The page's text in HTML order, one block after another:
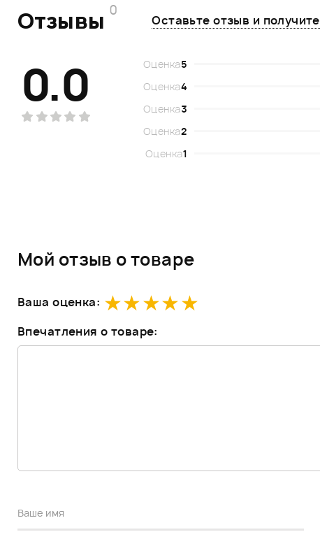
Отзывы 0
Оставьте отзыв и получите
0.0 Оценка5
Оценка4
Оценка3
Оценка2
Оценка1
Мой отзыв о товаре
Ваша оценка:
Впечатления о товаре: